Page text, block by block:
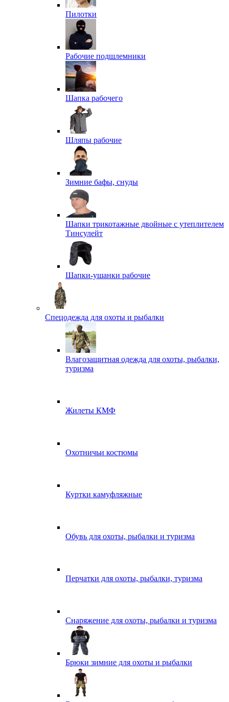
Пилотки
Рабочие подшлемники
Шапка рабочего
Шляпы рабочие
Зимние бафы, снуды
Шапки трикотажные двойные с утеплителем
Тинсулейт
Шапки-ушанки рабочие
Спецодежда для охоты и рыбалки
Влагозащитная одежда для охоты, рыбалки,
туризма
Жилеты КМФ
Охотничьи костюмы
Куртки камуфляжные
Обувь для охоты, рыбалки и туризма
Перчатки для охоты, рыбалки, туризма
Снаряжение для охоты, рыбалки и туризма
Брюки зимние для охоты и рыбалки